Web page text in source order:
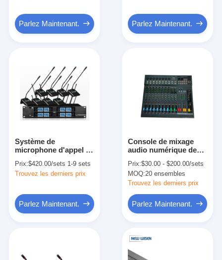
papier
Parlez Maintenant. Parlez Maintenant.
Système de
microphone d'appel de
numérique 12dBuV
100dB
Prix:$420.00/sets 1-9 sets
Trouvez les derniers prix
Parlez Maintenant.
Console de mixage
audio numérique de
220V-240V
Prix:$30.00 - $200.00/sets
MOQ:20 ensembles
Trouvez les derniers prix
Parlez Maintenant.